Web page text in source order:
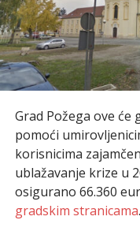
Grad Požega ove
pomoći
korisnicima
ublažavanje krize u
osigurano 66.360
gradskim stranicama.